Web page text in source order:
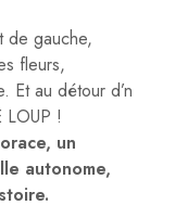
de gauche,
fleurs,
Et au détour d’n
!
un
autonome,